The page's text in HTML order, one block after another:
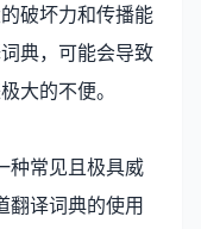
破坏力和传播能
典，可能会导致
大的不便。
种常见且极具威
翻译词典的使用